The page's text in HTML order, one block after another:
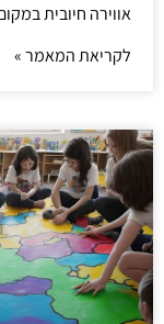
אווירה חיובית
לקריאת המאמר »